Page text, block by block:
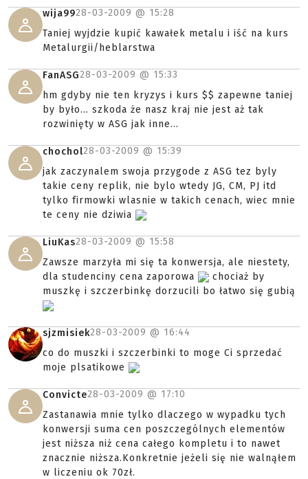
wija9928-03-2009 @ 15:28
Taniej wyjdzie kupić kawałek metalu i iść na kurs
Metalurgii/heblarstwa
FanASG28-03-2009 @ 15:33
hm gdyby nie ten kryzys i kurs $$ zapewne taniej
by było... szkoda że nasz kraj nie jest aż tak
rozwinięty w ASG jak inne...
chochol28-03-2009 @ 15:39
jak zaczynalem swoja przygode z ASG tez byly
takie ceny replik, nie bylo wtedy JG, CM, PJ itd
tylko firmowki wlasnie w takich cenach, wiec mnie
te ceny nie dziwia
LiuKas28-03-2009 @ 15:58
Zawsze marzyła mi się ta konwersja, ale niestety,
dla studenciny cena zaporowa
chociaż by
muszkę i szczerbinkę dorzucili bo łatwo się gubią
sjzmisiek28-03-2009 @ 16:44
co do muszki i szczerbinki to moge Ci sprzedać
moje plsatikowe
Convicte28-03-2009 @ 17:10
Zastanawia mnie tylko dlaczego w wypadku tych
konwersji suma cen poszczególnych elementów
jest niższa niż cena całego kompletu i to nawet
znacznie niższa.Konkretnie jeżeli się nie walnąłem
w liczeniu ok 70zł.